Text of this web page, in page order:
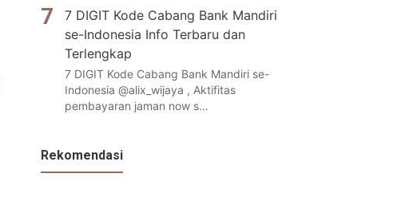
7 DIGIT Kode Cabang Bank Mandiri
se-Indonesia Info Terbaru dan
Terlengkap
7 DIGIT Kode Cabang Bank Mandiri se-
Indonesia @alix_wijaya , Aktifitas
pembayaran jaman now s…
Rekomendasi